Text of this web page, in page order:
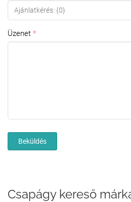
Üzenet
Beküldés
Csapágy kereső